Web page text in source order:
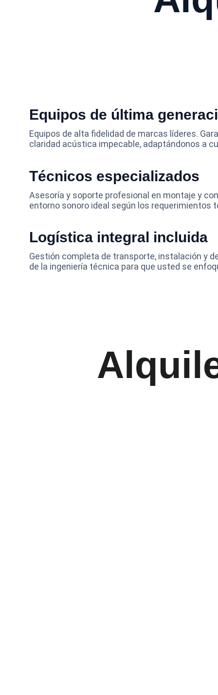
Técnicos especializados
Asesoría y soporte profesional en montaje y
entorno sonoro ideal según los requerimientos
Logística integral incluida
Gestión completa de transporte, instalación y
de la ingeniería técnica para que usted se
Equipos de última
Equipos de alta fidelidad de marcas líderes.
claridad acústica impecable, adaptándonos a